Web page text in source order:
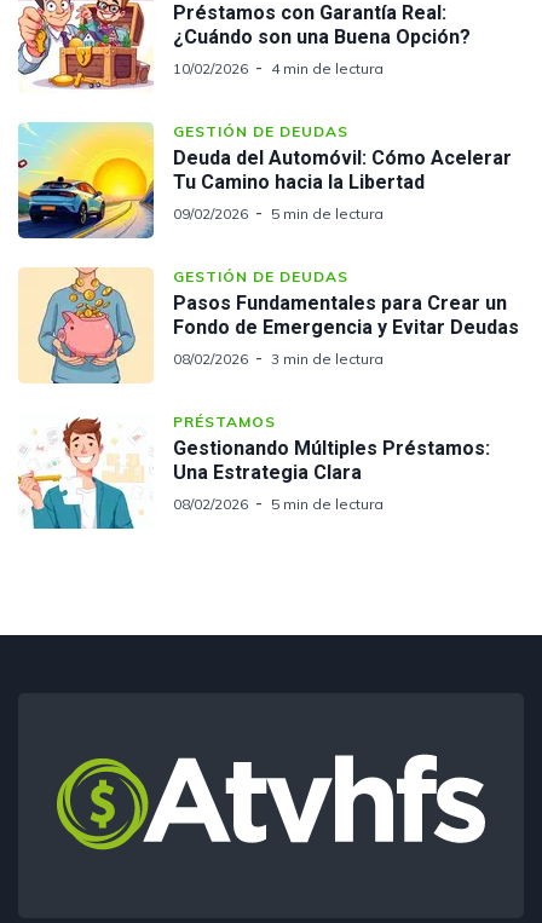
Préstamos con Garantía Real:
¿Cuándo son una Buena Opción?
10/02/2026 4 min de lectura
GESTIÓN DE DEUDAS
Deuda del Automóvil: Cómo Acelerar
Tu Camino hacia la Libertad
09/02/2026 5 min de lectura
GESTIÓN DE DEUDAS
Pasos Fundamentales para Crear un
Fondo de Emergencia y Evitar Deudas
08/02/2026 3 min de lectura
PRÉSTAMOS
Gestionando Múltiples Préstamos:
Una Estrategia Clara
08/02/2026 5 min de lectura